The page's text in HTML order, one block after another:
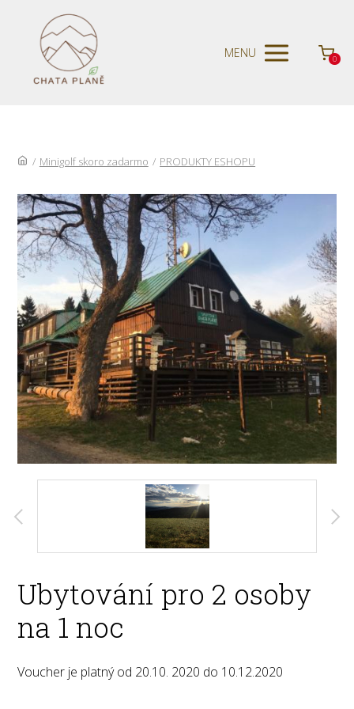
MENU 0
/ Minigolf skoro zadarmo / PRODUKTY ESHOPU
Ubytování pro 2 osoby
na 1 noc
Voucher je platný od 20.10. 2020 do 10.12.2020